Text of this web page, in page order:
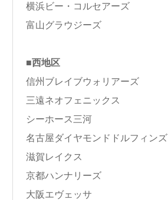
横浜ビー・コルセアーズ
富山グラウジーズ
■西地区
信州ブレイブウォリアーズ
三遠ネオフェニックス
シーホース三河
名古屋ダイヤモンドドルフィンズ
滋賀レイクス
京都ハンナリーズ
大阪エヴェッサ